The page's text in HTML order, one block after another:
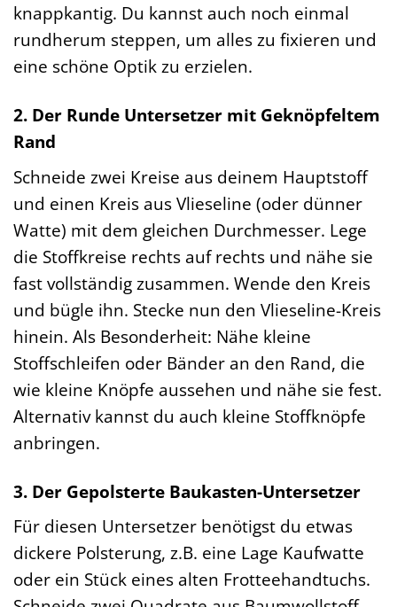
knappkantig. Du kannst auch noch einmal
rundherum steppen, um alles zu fixieren und
eine schöne Optik zu erzielen.
2. Der Runde Untersetzer mit Geknöpfeltem
Rand
Schneide zwei Kreise aus deinem Hauptstoff
und einen Kreis aus Vlieseline (oder dünner
Watte) mit dem gleichen Durchmesser. Lege
die Stoffkreise rechts auf rechts und nähe sie
fast vollständig zusammen. Wende den Kreis
und bügle ihn. Stecke nun den Vlieseline-Kreis
hinein. Als Besonderheit: Nähe kleine
Stoffschleifen oder Bänder an den Rand, die
wie kleine Knöpfe aussehen und nähe sie fest.
Alternativ kannst du auch kleine Stoffknöpfe
anbringen.
3. Der Gepolsterte Baukasten-Untersetzer
Für diesen Untersetzer benötigst du etwas
dickere Polsterung, z.B. eine Lage Kaufwatte
oder ein Stück eines alten Frotteehandtuchs.